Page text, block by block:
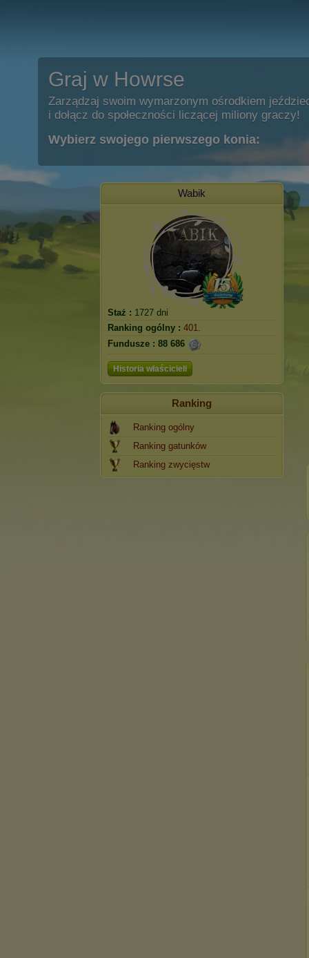
Graj w Howrse
Zarządzaj swoim wymarzonym ośrodkiem
i dołącz do społeczności liczącej miliony graczy!
Wybierz swojego pierwszego konia:
Wabik
Staż : 1727 dni
Ranking ogólny : 401.
Fundusze : 88 686
Historia właścicieli
Ranking
Ranking ogólny
Ranking gatunków
Ranking zwycięstw